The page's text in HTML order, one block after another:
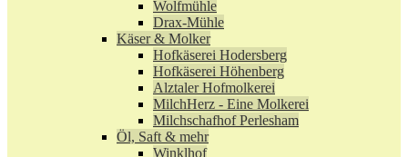
Wolfmühle
Drax-Mühle
Käser & Molker
Hofkäserei Hodersberg
Hofkäserei Höhenberg
Alztaler Hofmolkerei
MilchHerz - Eine Molkerei
Milchschafhof Perlesham
Öl, Saft & mehr
Winklhof